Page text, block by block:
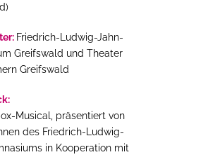
Friedrich-Ludwig-Jahn-
Greifswald und Theater
Greifswald
Musical, präsentiert von
des Friedrich-Ludwig-
in Kooperation mit